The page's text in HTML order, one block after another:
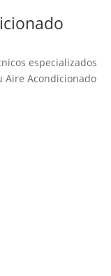
especializados
Aire Acondicionado